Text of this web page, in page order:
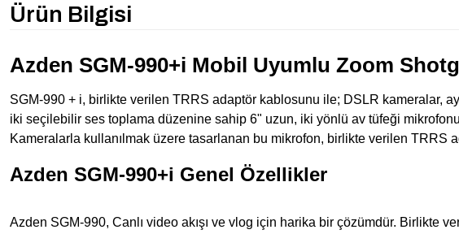
Ürün Bilgisi
Azden SGM-990+i Mobil Uyumlu Zoom
SGM-990 + i, birlikte verilen TRRS adaptör kablosunu ile; DSLR kameralar,
iki seçilebilir ses toplama düzenine sahip 6" uzun, iki yönlü av tüfeği
Kameralarla kullanılmak üzere tasarlanan bu mikrofon, birlikte verilen TRRS
Azden SGM-990+i Genel Özellikler
Azden SGM-990, Canlı video akışı ve vlog için harika bir çözümdür. Birlikte